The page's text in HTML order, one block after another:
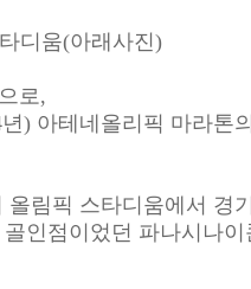
디움(아래사진)
로,
) 아테네올리픽 마라톤
올림픽 스타디움에서 경
인점이었던 파나시나